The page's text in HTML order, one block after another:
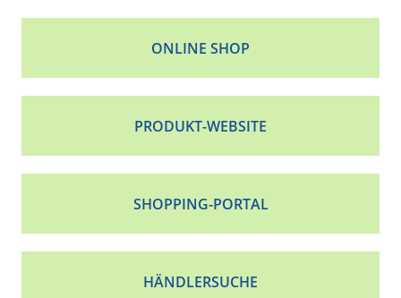
ONLINE SHOP
PRODUKT-WEBSITE
SHOPPING-PORTAL
HÄNDLERSUCHE